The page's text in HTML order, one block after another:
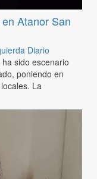
Atanor San
Diario
sido escenario
poniendo en
La